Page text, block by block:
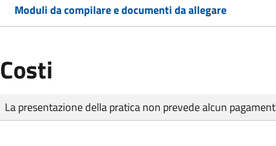
Moduli da compilare e documenti da allegare
Costi
Tipo di pagamento
Importo
La presentazione della pratica non prevede alcun